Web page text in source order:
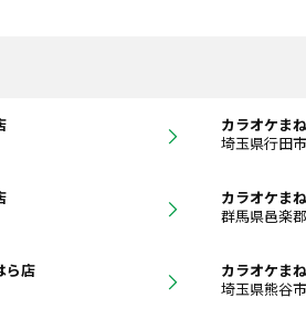
カラオケま
埼玉県行田
カラオケま
群馬県邑楽
ら店
カラオケま
埼玉県熊谷